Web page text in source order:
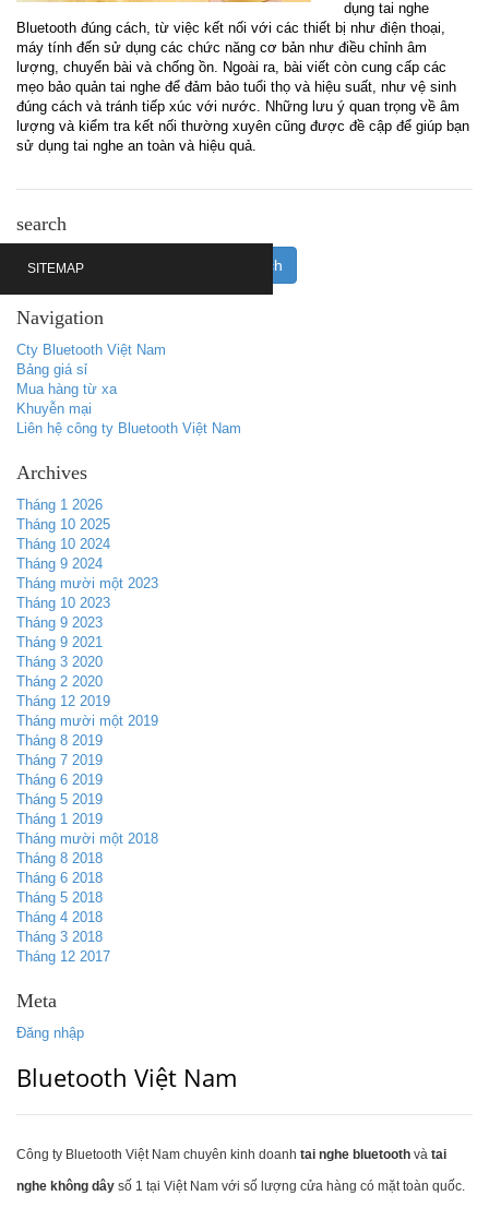
dụng tai nghe
Bluetooth đúng cách, từ việc kết nối với các thiết bị như điện thoại,
máy tính đến sử dụng các chức năng cơ bản như điều chỉnh âm
lượng, chuyển bài và chống ồn. Ngoài ra, bài viết còn cung cấp các
mẹo bảo quản tai nghe để đảm bảo tuổi thọ và hiệu suất, như vệ sinh
đúng cách và tránh tiếp xúc với nước. Những lưu ý quan trọng về âm
lượng và kiểm tra kết nối thường xuyên cũng được đề cập để giúp bạn
sử dụng tai nghe an toàn và hiệu quả.
search
Navigation
Cty Bluetooth Việt Nam
Bảng giá sỉ
Mua hàng từ xa
Khuyễn mại
Liên hệ công ty Bluetooth Việt Nam
SITEMAP
Archives
Tháng 1 2026
Tháng 10 2025
Tháng 10 2024
Tháng 9 2024
Tháng mười một 2023
Tháng 10 2023
Tháng 9 2023
Tháng 9 2021
Tháng 3 2020
Tháng 2 2020
Tháng 12 2019
Tháng mười một 2019
Tháng 8 2019
Tháng 7 2019
Tháng 6 2019
Tháng 5 2019
Tháng 1 2019
Tháng mười một 2018
Tháng 8 2018
Tháng 6 2018
Tháng 5 2018
Tháng 4 2018
Tháng 3 2018
Tháng 12 2017
Meta
Đăng nhập
Bluetooth Việt Nam
Công ty Bluetooth Việt Nam chuyên kinh doanh tai nghe bluetooth và tai
nghe không dây số 1 tại Việt Nam với số lượng cửa hàng có mặt toàn quốc.